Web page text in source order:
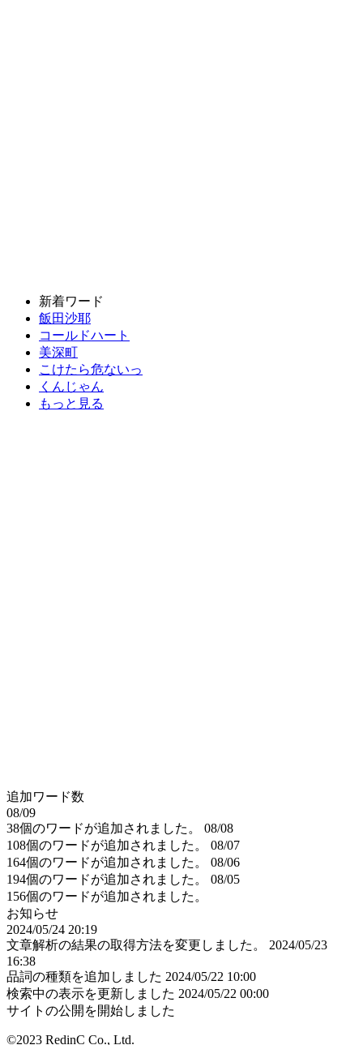
新着ワード
飯田沙耶
コールドハート
美深町
こけたら危ないっ
くんじゃん
もっと見る
追加ワード数
08/09
38個のワードが追加されました。
08/08
108個のワードが追加されました。
08/07
164個のワードが追加されました。
08/06
194個のワードが追加されました。
08/05
156個のワードが追加されました。
お知らせ
2024/05/24 20:19
文章解析の結果の取得方法を変更しました。
2024/05/23
16:38
品詞の種類を追加しました 2024/05/22 10:00
検索中の表示を更新しました 2024/05/22 00:00
サイトの公開を開始しました
©2023 RedinC Co., Ltd.